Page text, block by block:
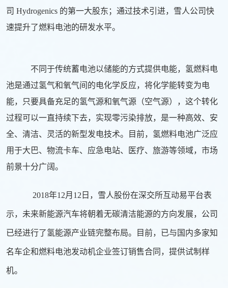
司 Hydrogenics 的第一大股东；通过技术引进，雪人公司快
速提升了燃料电池的研发水平。
不同于传统蓄电池以储能的方式提供电能，氢燃料电
池是通过氢气和氧气间的电化学反应，将化学能转变为电
能，只要具备充足的氢气源和氧气源（空气源），这个转化
过程可以一直持续下去，实现零污染排放，是一种高效、安
全、清洁、灵活的新型发电技术。目前，氢燃料电池广泛应
用于大巴、物流卡车、应急电站、医疗、旅游等领域，市场
前景十分广阔。
2018年12月12日，雪人股份在深交所互动易平台表
示，未来新能源汽车将朝着无碳清洁能源的方向发展，公司
已经进行了氢能源产业链完整布局。目前，已与国内多家知
名车企和燃料电池发动机企业签订销售合同，提供试制样
机。